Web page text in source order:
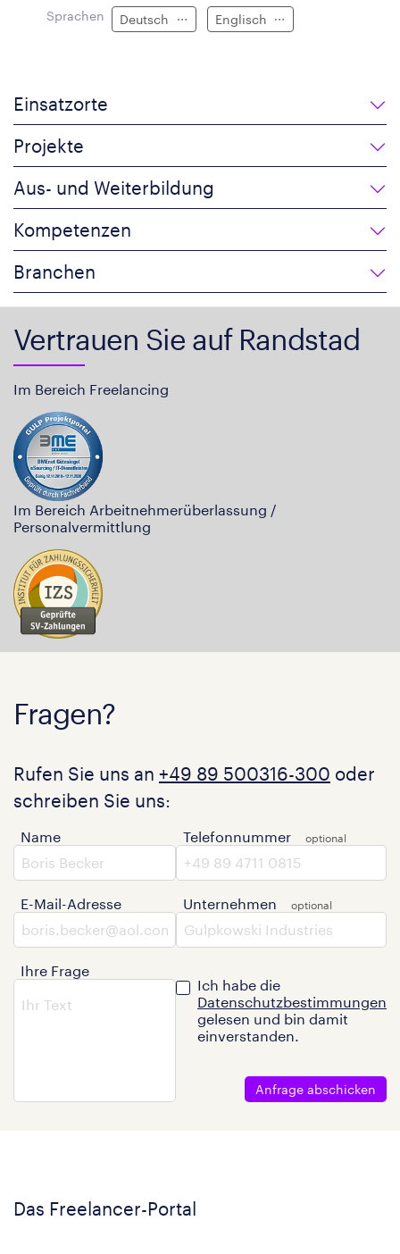
Sprachen Deutsch Englisch
Einsatzorte
Projekte
Aus- und Weiterbildung
Kompetenzen
Branchen
Vertrauen Sie auf Randstad
Im Bereich Freelancing
Im Bereich Arbeitnehmerüberlassung /
Personalvermittlung
Fragen?
Rufen Sie uns an +49 89 500316-300 oder
schreiben Sie uns:
Name
E-Mail-Adresse
Ihre Frage
Telefonnummer
Unternehmen
Ich habe die
Datenschutzbestimmungen
gelesen und bin damit
einverstanden.
Anfrage abschicken
Das Freelancer-Portal